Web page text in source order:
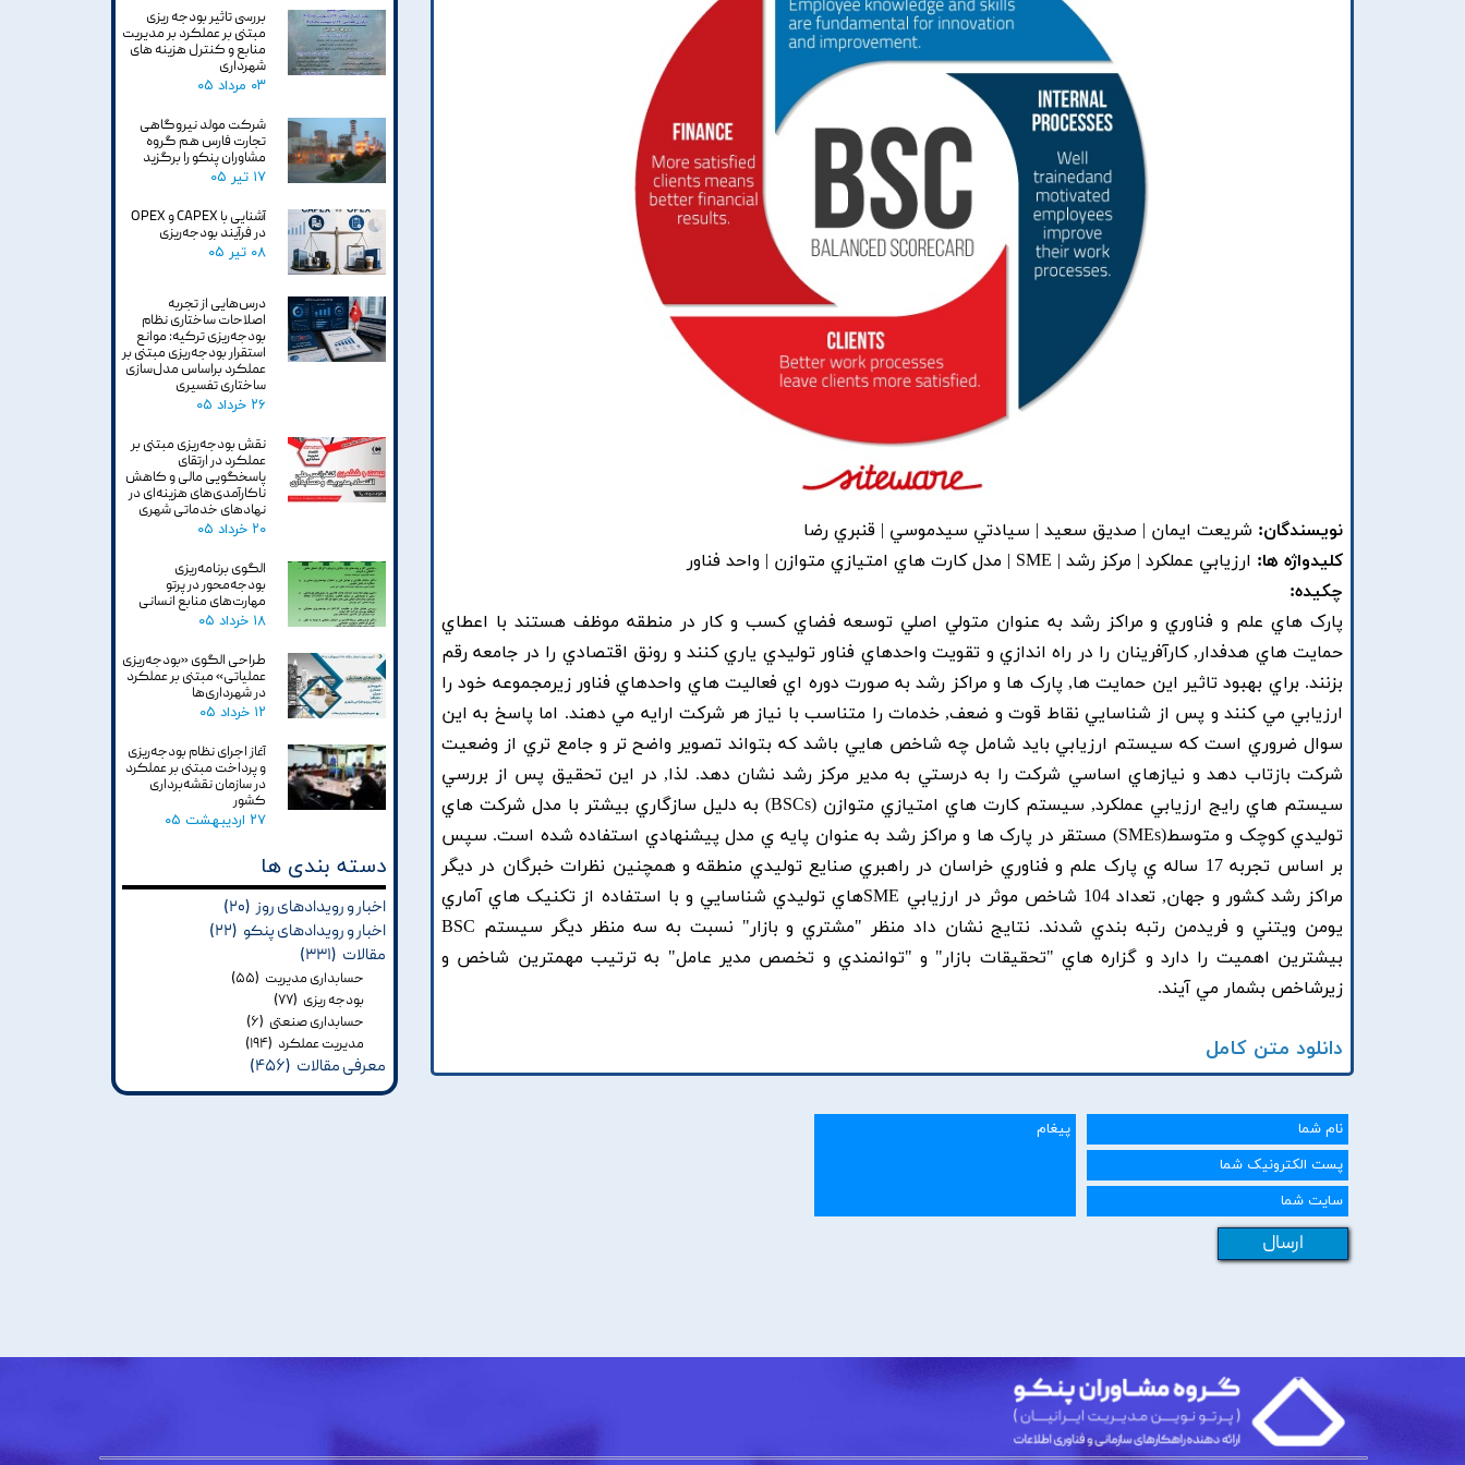
نویسندگان: شريعت ايمان | صديق سعيد | سيادتي سيدموسي | قنبري رضا
کلیدواژه ها: ارزيابي عملکرد | مرکز رشد | SME | مدل کارت هاي امتيازي متوازن | واحد فناور
چکیده:
پارک هاي علم و فناوري و مراکز رشد به عنوان متولي اصلي توسعه فضاي کسب و کار در منطقه موظف هستند با اعطاي
حمايت هاي هدفدار, کارآفرينان را در راه اندازي و تقويت واحدهاي فناور توليدي ياري کنند و رونق اقتصادي را در جامعه رقم
بزنند. براي بهبود تاثير اين حمايت ها, پارک ها و مراکز رشد به صورت دوره اي فعاليت هاي واحدهاي فناور زيرمجموعه خود را
ارزيابي مي کنند و پس از شناسايي نقاط قوت و ضعف, خدمات را متناسب با نياز هر شرکت ارايه مي دهند. اما پاسخ به اين
سوال ضروري است که سيستم ارزيابي بايد شامل چه شاخص هايي باشد که بتواند تصوير واضح تر و جامع تري از وضعيت
شرکت بازتاب دهد و نيازهاي اساسي شرکت را به درستي به مدير مرکز رشد نشان دهد. لذا, در اين تحقيق پس از بررسي
سيستم هاي رايج ارزيابي عملکرد, سيستم کارت هاي امتيازي متوازن (BSCs) به دليل سازگاري بيشتر با مدل شرکت هاي
توليدي کوچک و متوسط(SMEs) مستقر در پارک ها و مراکز رشد به عنوان پايه ي مدل پيشنهادي استفاده شده است. سپس
بر اساس تجربه 17 ساله ي پارک علم و فناوري خراسان در راهبري صنايع توليدي منطقه و همچنين نظرات خبرگان در ديگر
مراکز رشد کشور و جهان, تعداد 104 شاخص موثر در ارزيابي SMEهاي توليدي شناسايي و با استفاده از تکنيک هاي آماري
يومن ويتني و فريدمن رتبه بندي شدند. نتايج نشان داد منظر "مشتري و بازار" نسبت به سه منظر ديگر سيستم BSC
بيشترين اهميت را دارد و گزاره هاي "تحقيقات بازار" و "توانمندي و تخصص مدير عامل" به ترتيب مهمترين شاخص و
زيرشاخص بشمار مي آيند.
دانلود متن کامل
ارسال
بررسی تاثیر بودجه ریزی
مبتنی بر عملکرد بر مدیریت
منابع و کنترل هزینه های
شهرداری
۰۳ مرداد ۰۵
شرکت مولد نیروگاهی
تجارت فارس هم گروه
مشاوران پنکو را برگزید
۱۷ تیر ۰۵
آشنایی با CAPEX و OPEX
در فرآیند بودجه‌ریزی
۰۸ تیر ۰۵
درس‌هایی از تجربه
اصلاحات ساختاری نظام
بودجه‌ریزی ترکیه: موانع
استقرار بودجه‌ریزی مبتنی بر
عملکرد براساس مدل‌سازی
ساختاری تفسیری
۲۶ خرداد ۰۵
نقش بودجه‌ریزی مبتنی بر
عملکرد در ارتقای
پاسخگویی مالی و کاهش
ناکارآمدی‌های هزینه‌ای در
نهادهای خدماتی شهری
۲۰ خرداد ۰۵
الگوی برنامه‌ریزی
بودجه‌محور در پرتو
مهارت‌های منابع انسانی
۱۸ خرداد ۰۵
طراحی الگوی «بودجه‌ریزی
عملیاتی» مبتنی بر عملکرد
در شهرداری‌ها
۱۲ خرداد ۰۵
آغاز اجرای نظام بودجه‌ریزی
و پرداخت مبتنی بر عملکرد
در سازمان نقشه‌برداری
کشور
۲۷ اردیبهشت ۰۵
دسته بندی ها
اخبار و رویدادهای روز (۲۰)
اخبار و رویدادهای پنکو (۲۲)
مقالات (۳۳۱)
حسابداری مدیریت (۵۵)
بودجه ریزی (۷۷)
حسابداری صنعتی (۶)
مدیریت عملکرد (۱۹۴)
معرفی مقالات (۴۵۶)